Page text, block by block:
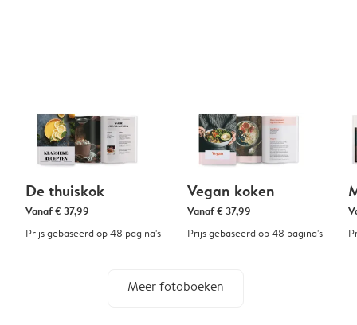
De thuiskok
Vanaf€ 37,99
Prijs gebaseerd op 48 pagina's
Vegan koken
Vanaf€ 37,99
Prijs gebaseerd op 48 pagina's
Meer fotoboeken